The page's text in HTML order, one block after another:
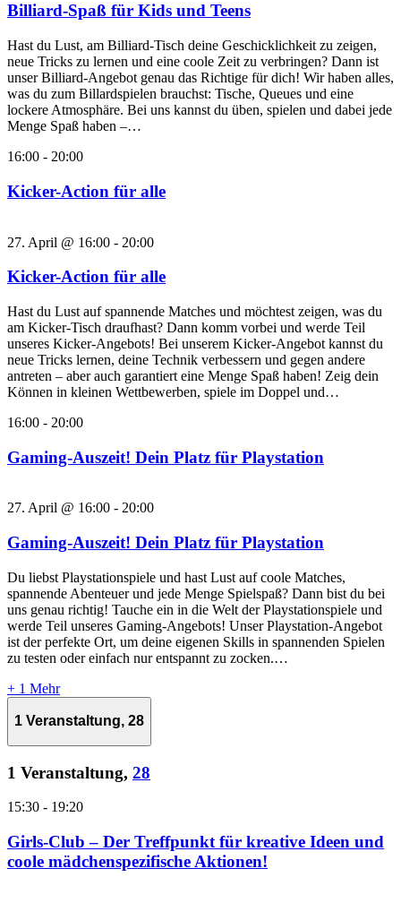
Billiard-Spaß für Kids und Teens
Hast du Lust, am Billiard-Tisch deine Geschicklichkeit zu zeigen,
neue Tricks zu lernen und eine coole Zeit zu verbringen? Dann ist
unser Billiard-Angebot genau das Richtige für dich! Wir haben alles,
was du zum Billardspielen brauchst: Tische, Queues und eine
lockere Atmosphäre. Bei uns kannst du üben, spielen und dabei jede
Menge Spaß haben –…
16:00 - 20:00
Kicker-Action für alle
27. April @ 16:00 - 20:00
Kicker-Action für alle
Hast du Lust auf spannende Matches und möchtest zeigen, was du
am Kicker-Tisch draufhast? Dann komm vorbei und werde Teil
unseres Kicker-Angebots! Bei unserem Kicker-Angebot kannst du
neue Tricks lernen, deine Technik verbessern und gegen andere
antreten – aber auch garantiert eine Menge Spaß haben! Zeig dein
Können in kleinen Wettbewerben, spiele im Doppel und…
16:00 - 20:00
Gaming-Auszeit! Dein Platz für Playstation
27. April @ 16:00 - 20:00
Gaming-Auszeit! Dein Platz für Playstation
Du liebst Playstationspiele und hast Lust auf coole Matches,
spannende Abenteuer und jede Menge Spielspaß? Dann bist du bei
uns genau richtig! Tauche ein in die Welt der Playstationspiele und
werde Teil unseres Gaming-Angebots! Unser Playstation-Angebot
ist der perfekte Ort, um deine eigenen Skills in spannenden Spielen
zu testen oder einfach nur entspannt zu zocken.…
+ 1 Mehr
1 Veranstaltung, 28
1 Veranstaltung, 28
15:30 - 19:20
Girls-Club – Der Treffpunkt für kreative Ideen und
coole mädchenspezifische Aktionen!